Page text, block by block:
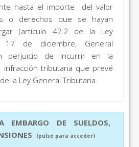
hasta el importe del valor
o derechos que se hayan
(artículo 42.2 de la Ley
17 de diciembre, General
perjuicio de incurrir en la
infracción tributaria que prevé
la Ley General Tributaria.
EMBARGO DE SUELDOS,
(pulse para acceder)